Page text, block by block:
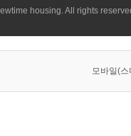
housing. All rights
모바일(